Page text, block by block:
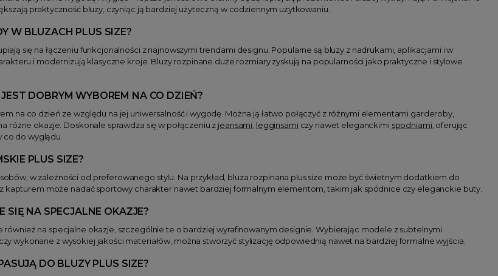
praktyczność bluzy, czyniąc ją bardziej użyteczną w codziennym użytkowaniu.
W BLUZACH PLUS SIZE?
się na łączeniu funkcjonalności z najnowszymi trendami designu. Popularne są bluzy z nadrukami, aplikacjami i w
i modernizują klasyczne kroje. Bluzy rozpinane duże rozmiary zyskują na popularności jako praktyczne i stylowe
DOBRYM WYBOREM NA CO DZIEŃ?
na co dzień ze względu na jej uniwersalność i wygodę. Można ją łatwo połączyć z różnymi elementami garderoby,
różne okazje. Doskonale sprawdza się w połączeniu z jeansami legginsamiczy nawet eleganckimi spodniami, oferując
do wyglądu.
PLUS SIZE?
w zależności od preferowanego stylu. Na przykład, bluza rozpinana plus size może być świetnym dodatkiem do
kapturem może nadać sportowy charakter nawet bardziej formalnym elementom, takim jak spódnice czy eleganckie buty.
SIĘ NA SPECJALNE OKAZJE?
również na specjalne okazje, szczególnie te o bardziej wyrafinowanym designie. Wybierając modele z subtelnymi
wykonane z wysokiej jakości materiałów, można stworzyć stylizację odpowiednią nawet na bardziej formalne wyjścia.
DO BLUZY PLUS SIZE?